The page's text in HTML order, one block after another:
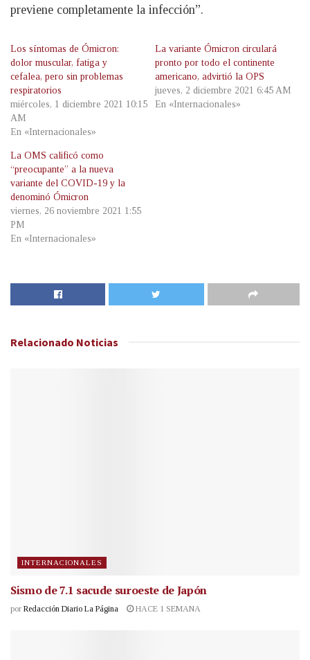
previene completamente la infección”.
Los síntomas de Ómicron:
dolor muscular, fatiga y
cefalea, pero sin problemas
respiratorios
miércoles, 1 diciembre 2021 10:15
AM
En «Internacionales»
La variante Ómicron circulará
pronto por todo el continente
americano, advirtió la OPS
jueves, 2 diciembre 2021 6:45 AM
En «Internacionales»
La OMS calificó como
“preocupante” a la nueva
variante del COVID-19 y la
denominó Ómicron
viernes, 26 noviembre 2021 1:55
PM
En «Internacionales»
Relacionado Noticias
INTERNACIONALES
Sismo de 7.1 sacude suroeste de Japón
por Redacción Diario La Página HACE 1 SEMANA